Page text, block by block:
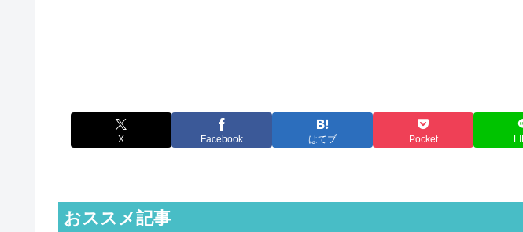
X Facebook はてブ Pocket
おススメ記事